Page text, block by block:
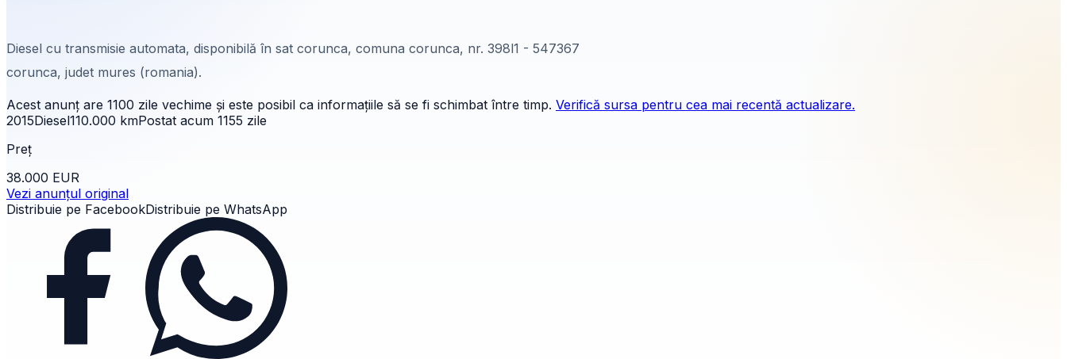
Diesel cu transmisie automata, disponibilă în sat corunca, comuna corunca, nr. 398l1 - 547367
corunca, judet mures (romania).
Acest anunț are 1100 zile vechime și este posibil ca informațiile să se fi schimbat între timp. Verifică sursa pentru cea mai recentă actualizare.
2015Diesel110.000 kmPostat acum 1155 zile
Preț
38.000 EUR
Vezi anunțul original
Distribuie pe FacebookDistribuie pe WhatsApp